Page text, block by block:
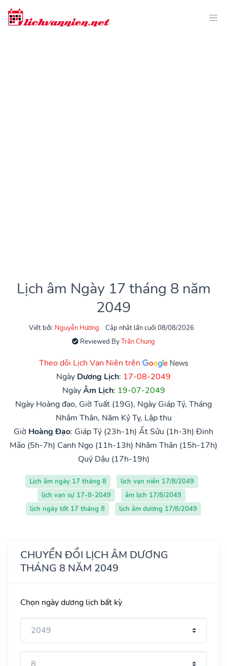
Lịch âm Ngày 17 tháng 8 năm
2049
Viết bởi: Nguyễn Hương
Cập nhật lần cuối 08/08/2026
Reviewed ByTrần Chung
Theo dõi Lịch Vạn Niên trên
Ngày Dương Lịch: 17-08-2049
NgàyÂm Lịch: 19-07-2049
Ngày Hoàng đạo, Giờ Tuất (19G), Ngày Giáp Tý, Tháng
Nhâm Thân, Năm Kỷ Tỵ, Lập thu
Giờ Hoàng Đạo: Giáp Tý (23h-1h) Ất Sửu (1h-3h) Đinh
Mão (5h-7h) Canh Ngọ (11h-13h) Nhâm Thân (15h-17h)
Quý Dậu (17h-19h)
Lịch âm ngày 17 tháng 8
lịch vạn niên 17/8/2049
lịch vạn sự 17-8-2049
âm lịch 17/8/2049
lịch ngày tốt 17 tháng 8
lịch âm dương 17/8/2049
CHUYỂN ĐỔI LỊCH ÂM DƯƠNG
THÁNG 8 NĂM 2049
Chọn ngày dương lịch bất kỳ